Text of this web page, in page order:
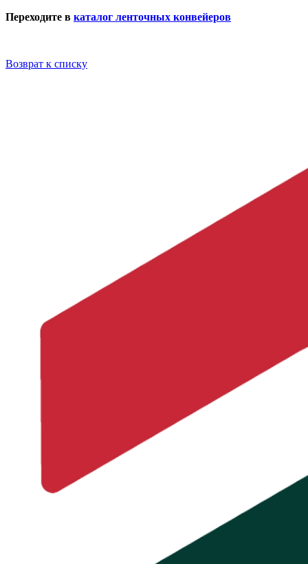
Переходите в каталог ленточных конвейеров
Возврат к списку